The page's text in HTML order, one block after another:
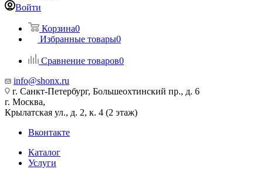
Войти
Корзина0
Избранные товары0
Сравнение товаров0
info@shonx.ru
г. Санкт-Петербург, Большеохтинский пр., д. 6
г. Москва,
Крылатская ул., д. 2, к. 4 (2 этаж)
Вконтакте
Каталог
Услуги